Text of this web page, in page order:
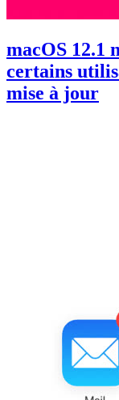
macOS 12.1
certains
mise à jour